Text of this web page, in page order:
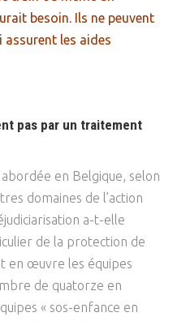
besoin. Ils ne peuvent
assurent les aides
pas par un traitement
en Belgique, selon
domaines de l’action
a-t-elle
de la protection de
en œuvre les équipes
de quatorze en
« sos-enfance en